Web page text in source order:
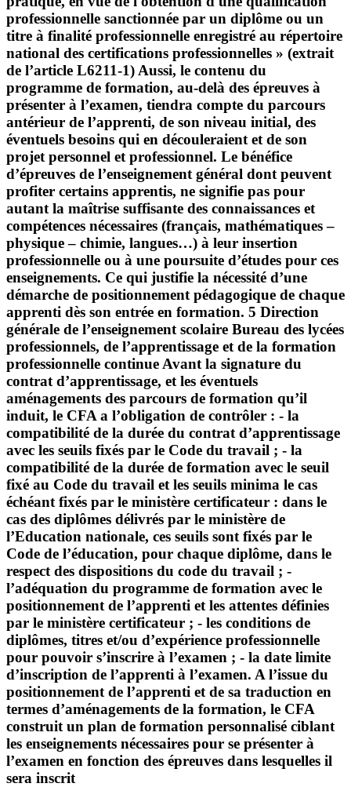
professionnelle sanctionnée par un diplôme ou un
titre à finalité professionnelle enregistré au répertoire
national des certifications professionnelles » (extrait
de l’article L6211-1) Aussi, le contenu du
programme de formation, au-delà des épreuves à
présenter à l’examen, tiendra compte du parcours
antérieur de l’apprenti, de son niveau initial, des
éventuels besoins qui en découleraient et de son
projet personnel et professionnel. Le bénéfice
d’épreuves de l’enseignement général dont peuvent
profiter certains apprentis, ne signifie pas pour
autant la maîtrise suffisante des connaissances et
compétences nécessaires (français, mathématiques –
physique – chimie, langues…) à leur insertion
professionnelle ou à une poursuite d’études pour ces
enseignements. Ce qui justifie la nécessité d’une
démarche de positionnement pédagogique de chaque
apprenti dès son entrée en formation. 5 Direction
générale de l’enseignement scolaire Bureau des lycées
professionnels, de l’apprentissage et de la formation
professionnelle continue Avant la signature du
contrat d’apprentissage, et les éventuels
aménagements des parcours de formation qu’il
induit, le CFA a l’obligation de contrôler : - la
compatibilité de la durée du contrat d’apprentissage
avec les seuils fixés par le Code du travail ; - la
compatibilité de la durée de formation avec le seuil
fixé au Code du travail et les seuils minima le cas
échéant fixés par le ministère certificateur : dans le
cas des diplômes délivrés par le ministère de
l’Education nationale, ces seuils sont fixés par le
Code de l’éducation, pour chaque diplôme, dans le
respect des dispositions du code du travail ; -
l’adéquation du programme de formation avec le
positionnement de l’apprenti et les attentes définies
par le ministère certificateur ; - les conditions de
diplômes, titres et/ou d’expérience professionnelle
pour pouvoir s’inscrire à l’examen ; - la date limite
d’inscription de l’apprenti à l’examen. A l’issue du
positionnement de l’apprenti et de sa traduction en
termes d’aménagements de la formation, le CFA
construit un plan de formation personnalisé ciblant
les enseignements nécessaires pour se présenter à
l’examen en fonction des épreuves dans lesquelles il
sera inscrit